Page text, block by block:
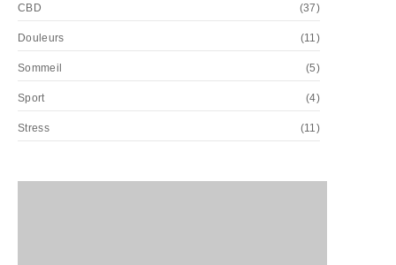
CBD (37)
Douleurs (11)
Sommeil (5)
Sport (4)
Stress (11)